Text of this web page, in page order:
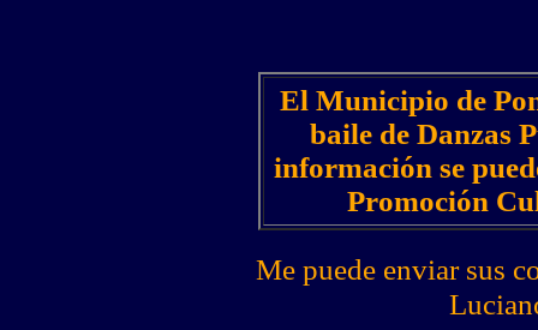
El Municipio de
baile de Danzas
información se
Promoción
Me puede enviar sus